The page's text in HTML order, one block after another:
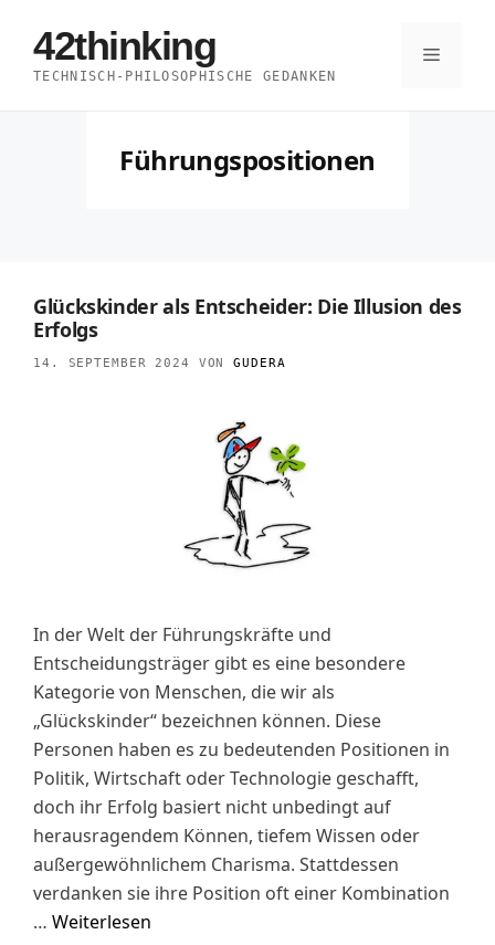
Inhalt
springen
42thinking
TECHNISCH-PHILOSOPHISCHE GEDANKEN
Menü
Führungspositionen
Glückskinder als Entscheider: Die Illusion des
Erfolgs
14. SEPTEMBER 2024 VONGUDERA
In der Welt der Führungskräfte und
Entscheidungsträger gibt es eine besondere
Kategorie von Menschen, die wir als
„Glückskinder“ bezeichnen können. Diese
Personen haben es zu bedeutenden Positionen in
Politik, Wirtschaft oder Technologie geschafft,
doch ihr Erfolg basiert nicht unbedingt auf
herausragendem Können, tiefem Wissen oder
außergewöhnlichem Charisma. Stattdessen
verdanken sie ihre Position oft einer Kombination
… Weiterlesen